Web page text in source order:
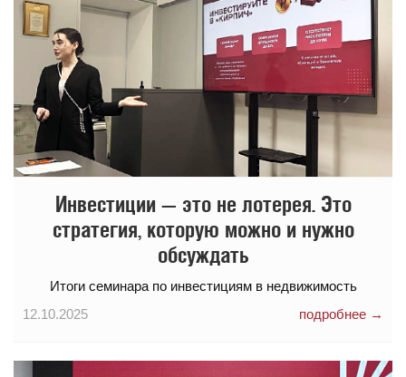
Инвестиции — это не лотерея. Это
стратегия, которую можно и нужно
обсуждать
Итоги семинара по инвестициям в недвижимость
12.10.2025
подробнее →